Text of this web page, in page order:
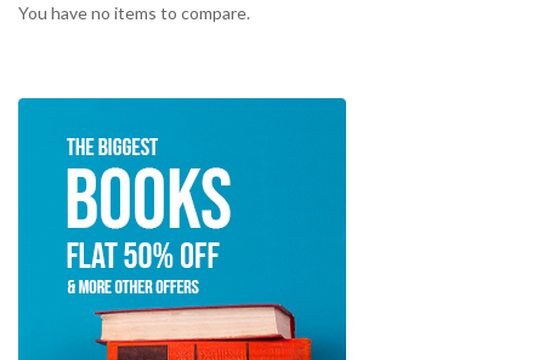
You have no items to compare.